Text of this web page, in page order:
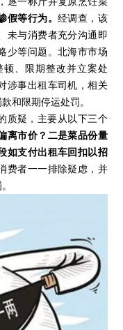
假等行为。 经调查，该
未与消费者充分沟通即
少等问题。北海市市场
、限期整改并立案处
涉事出租车司机，相关
和限期停运处罚。
质疑，主要从以下三个
离市价？二是菜品份量
如支付出租车回扣以招
费者一一排除疑虑，并